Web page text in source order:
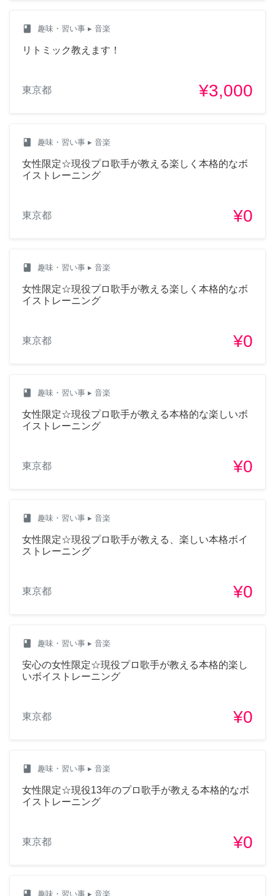
class 趣味・習い事 ▸ 音楽
リトミック教えます！
東京都 ¥3,000
class 趣味・習い事 ▸ 音楽
女性限定☆現役プロ歌手が教える楽しく本格的なボ
イストレーニング
東京都 ¥0
class 趣味・習い事 ▸ 音楽
女性限定☆現役プロ歌手が教える楽しく本格的なボ
イストレーニング
東京都 ¥0
class 趣味・習い事 ▸ 音楽
女性限定☆現役プロ歌手が教える本格的な楽しいボ
イストレーニング
東京都 ¥0
class 趣味・習い事 ▸ 音楽
女性限定☆現役プロ歌手が教える、楽しい本格ボイ
ストレーニング
東京都 ¥0
class 趣味・習い事 ▸ 音楽
安心の女性限定☆現役プロ歌手が教える本格的楽し
いボイストレーニング
東京都 ¥0
class 趣味・習い事 ▸ 音楽
女性限定☆現役13年のプロ歌手が教える本格的なボ
イストレーニング
東京都 ¥0
class 趣味・習い事 ▸ 音楽